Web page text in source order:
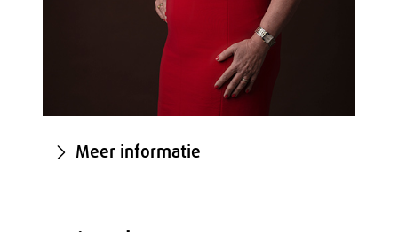
Meer informatie